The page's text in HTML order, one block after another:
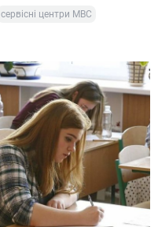
сервісні центри МВС